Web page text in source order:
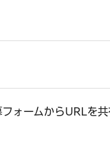
ォームからURLを